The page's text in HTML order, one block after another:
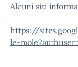
Alcuni siti
https://
le-